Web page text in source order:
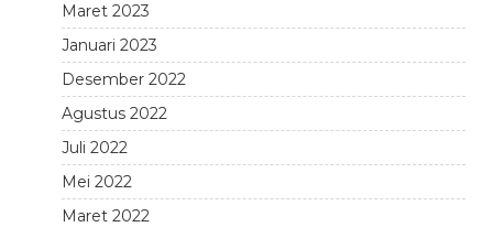
Maret 2023
Januari 2023
Desember 2022
Agustus 2022
Juli 2022
Mei 2022
Maret 2022